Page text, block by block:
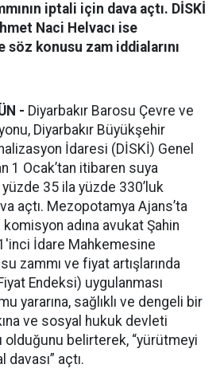
iptali için dava açtı. DİSKİ
Naci Helvacı ise
konusu zam iddialarını
- Diyarbakır Barosu Çevre ve
Diyarbakır Büyükşehir
İdaresi (DİSKİ) Genel
1 Ocak’tan itibaren suya
yüzde 35 ila yüzde 330’luk
açtı. Mezopotamya Ajans’ta
adına avukat Şahin
1'inci İdare Mahkemesine
zammı ve fiyat artışlarında
Endeksi) uygulanması
yararına, sağlıklı ve dengeli bir
ve sosyal hukuk devleti
olduğunu belirterek, “yürütmeyi
açtı.